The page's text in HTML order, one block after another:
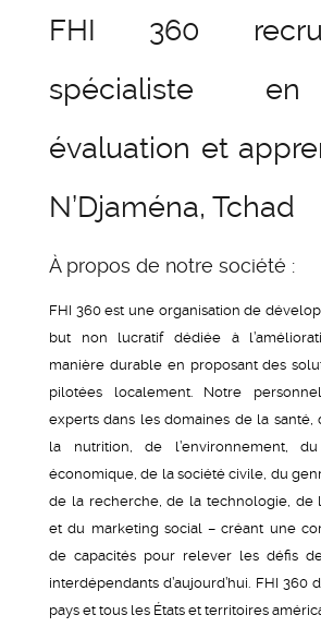
FHI 360
spécialiste
évaluation et
N’Djaména, Tchad
À propos de notre société :
FHI 360 est une organisation de
but non lucratif dédiée à
manière durable en proposant des
pilotées localement. Notre
experts dans les domaines de la santé,
la nutrition, de l’environnement,
économique, de la société civile, du
de la recherche, de la technologie, de
et du marketing social – créant une
de capacités pour relever les défis
interdépendants d’aujourd’hui. FHI 360
pays et tous les États et territoires